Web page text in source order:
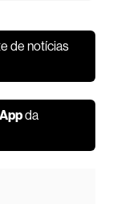
de notícias
da